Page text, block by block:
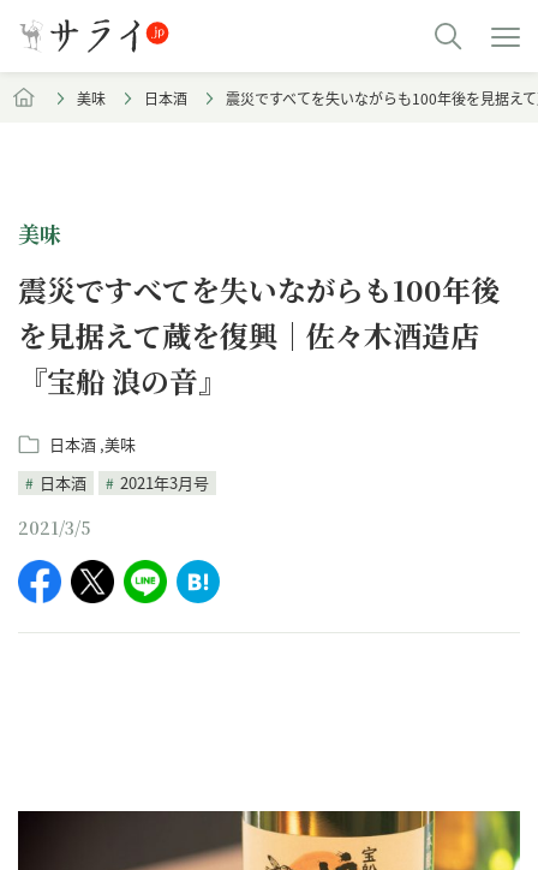
美味 日本酒 震災ですべてを失いながらも100年後を見据え
美味
震災ですべてを失いながらも100年後
を見据えて蔵を復興｜佐々木酒造店
『宝船 浪の音』
日本酒 美味
日本酒
2021年3月号
2021/3/5